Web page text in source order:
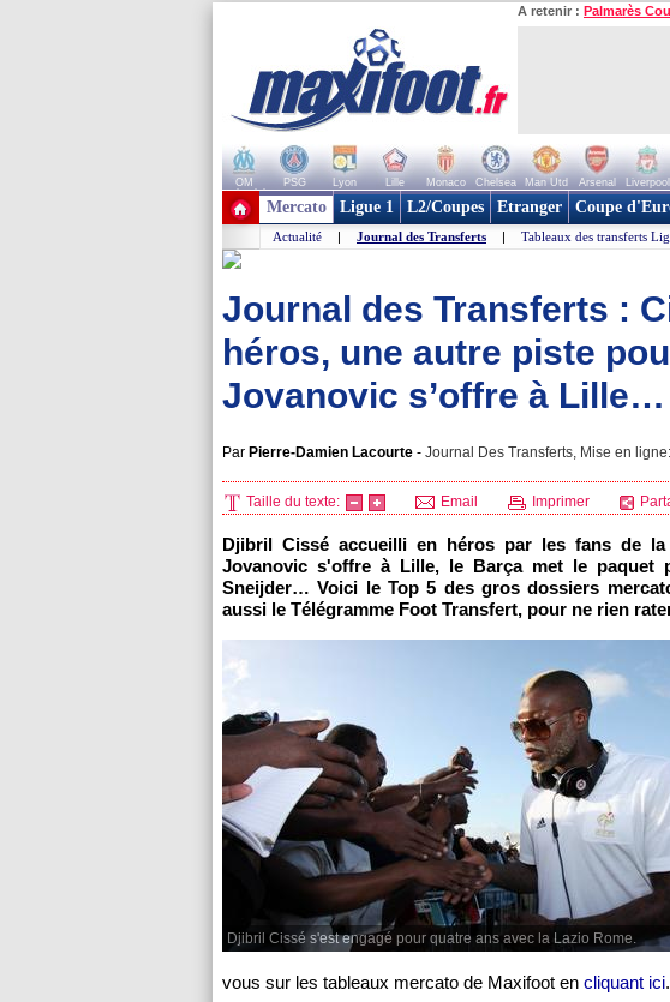
A retenir : Palmarès
OM PSG Lyon Lille Monaco Chelsea Man Utd Arsenal Liverpool
+ de clubs
Mercato Ligue 1 L2/Coupes Etranger Coupe
Actualité | Journal des Transferts | Tableaux des transferts
Journal des Transferts :
héros, une autre piste
Jovanovic s’offre à Lille…
Par Pierre-Damien Lacourte - Journal Des Transferts, Mise en
Taille du texte: Email Imprimer
Djibril Cissé accueilli en héros par les fans de
Jovanovic s'offre à Lille, le Barça met le paquet
Sneijder… Voici le Top 5 des gros dossiers
aussi le Télégramme Foot Transfert, pour ne rien
Djibril Cissé s'est engagé pour quatre ans avec la Lazio Rome.
vous sur les tableaux mercato de Maxifoot en cliquant ici.